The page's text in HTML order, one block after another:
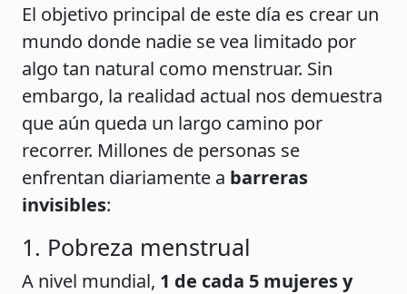
El objetivo principal de este día es crear un
mundo donde nadie se vea limitado por
algo tan natural como menstruar. Sin
embargo, la realidad actual nos demuestra
que aún queda un largo camino por
recorrer. Millones de personas se
enfrentan diariamente a barreras
invisibles:
1. Pobreza menstrual
A nivel mundial, 1 de cada 5 mujeres y